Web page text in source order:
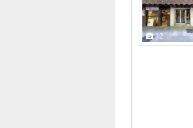
12